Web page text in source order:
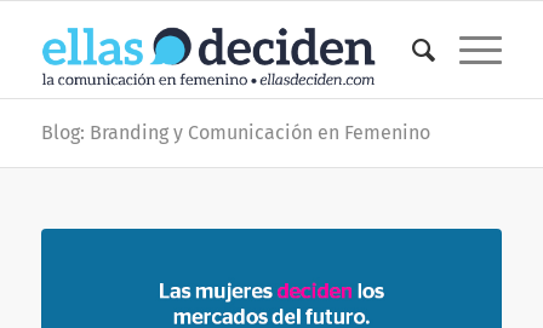
Blog: Branding y Comunicación en Femenino